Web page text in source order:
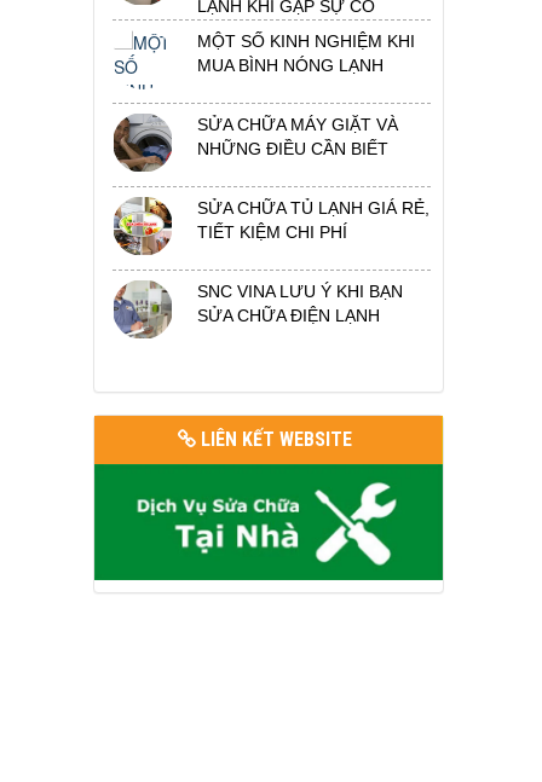
LẠNH KHI GẶP SỰ CỐ
MỘT SỐ KINH NGHIỆM KHI
MUA BÌNH NÓNG LẠNH
SỬA CHỮA MÁY GIẶT VÀ
NHỮNG ĐIỀU CẦN BIẾT
SỬA CHỮA TỦ LẠNH GIÁ RẺ,
TIẾT KIỆM CHI PHÍ
SNC VINA LƯU Ý KHI BẠN
SỬA CHỮA ĐIỆN LẠNH
LIÊN KẾT WEBSITE